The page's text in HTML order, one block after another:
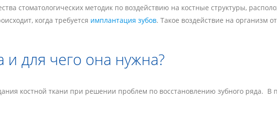
стоматологических методик по воздействию на костные структуры,
когда требуется имплантация зубов. Такое воздействие на организм
и для чего она нужна?
костной ткани при решении проблем по восстановлению зубного ряда. В